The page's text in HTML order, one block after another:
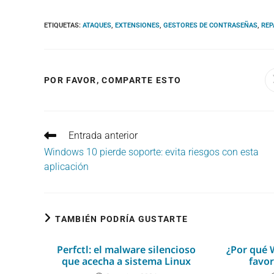
ETIQUETAS: ATAQUES, EXTENSIONES, GESTORES DE CONTRASEÑAS,
POR FAVOR, COMPARTE ESTO
Leer
más
artículos
Entrada anterior
Windows 10 pierde soporte: evita riesgos con esta
aplicación
TAMBIÉN PODRÍA GUSTARTE
Perfctl: el malware silencioso
que acecha a sistema Linux
¿Por qué